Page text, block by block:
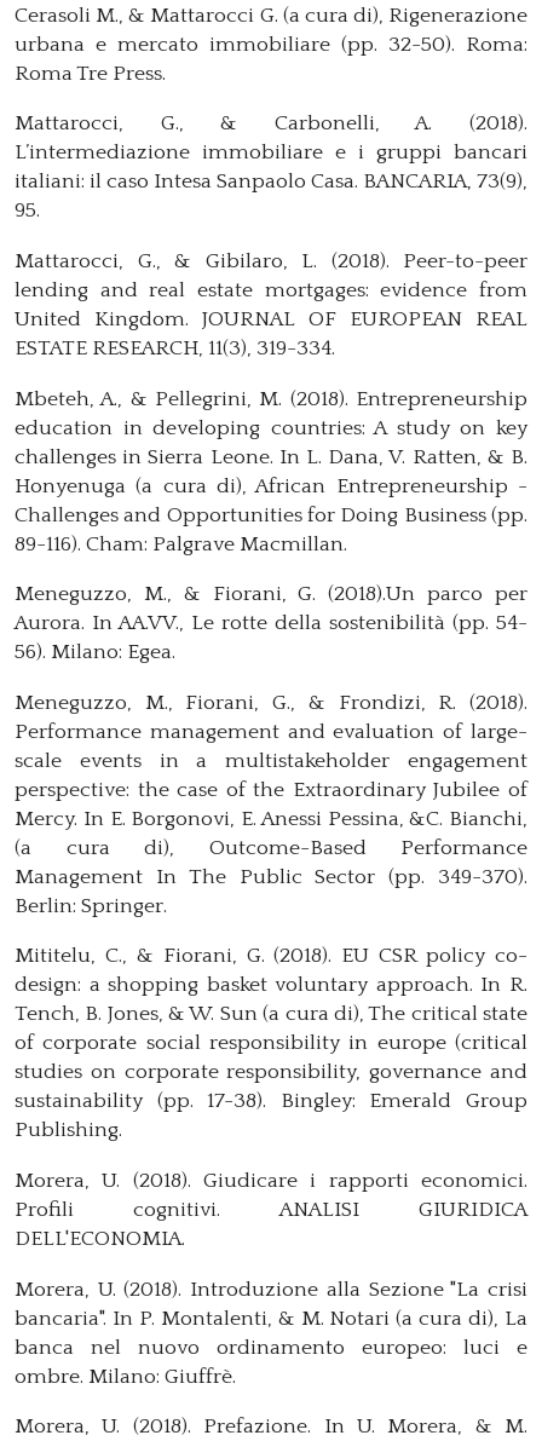
Cerasoli M., & Mattarocci G. (a cura di), Rigenerazione
urbana e mercato immobiliare (pp. 32-50). Roma:
Roma Tre Press.
Mattarocci, G., & Carbonelli, A. (2018).
L’intermediazione immobiliare e i gruppi bancari
italiani: il caso Intesa Sanpaolo Casa. BANCARIA, 73(9),
95.
Mattarocci, G., & Gibilaro, L. (2018). Peer-to-peer
lending and real estate mortgages: evidence from
United Kingdom. JOURNAL OF EUROPEAN REAL
ESTATE RESEARCH, 11(3), 319-334.
Mbeteh, A., & Pellegrini, M. (2018). Entrepreneurship
education in developing countries: A study on key
challenges in Sierra Leone. In L. Dana, V. Ratten, & B.
Honyenuga (a cura di), African Entrepreneurship -
Challenges and Opportunities for Doing Business (pp.
89-116). Cham: Palgrave Macmillan.
Meneguzzo, M., & Fiorani, G. (2018).Un parco per
Aurora. In AA.VV., Le rotte della sostenibilità (pp. 54-
56). Milano: Egea.
Meneguzzo, M., Fiorani, G., & Frondizi, R. (2018).
Performance management and evaluation of large-
scale events in a multistakeholder engagement
perspective: the case of the Extraordinary Jubilee of
Mercy. In E. Borgonovi, E. Anessi Pessina, &C. Bianchi,
(a cura di), Outcome-Based Performance
Management In The Public Sector (pp. 349-370).
Berlin: Springer.
Mititelu, C., & Fiorani, G. (2018). EU CSR policy co-
design: a shopping basket voluntary approach. In R.
Tench, B. Jones, & W. Sun (a cura di), The critical state
of corporate social responsibility in europe (critical
studies on corporate responsibility, governance and
sustainability (pp. 17-38). Bingley: Emerald Group
Publishing.
Morera, U. (2018). Giudicare i rapporti economici.
Profili cognitivi. ANALISI GIURIDICA
DELL'ECONOMIA.
Morera, U. (2018). Introduzione alla Sezione "La crisi
bancaria". In P. Montalenti, & M. Notari (a cura di), La
banca nel nuovo ordinamento europeo: luci e
ombre. Milano: Giuffrè.
Morera, U. (2018). Prefazione. In U. Morera, & M.